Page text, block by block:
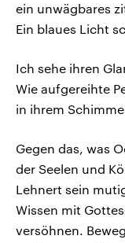
ein unwägbares
Ein blaues Licht
Ich sehe ihren
Wie aufgereihte
in ihrem
Gegen das, was
der Seelen und
Lehnert sein
Wissen mit
versöhnen.